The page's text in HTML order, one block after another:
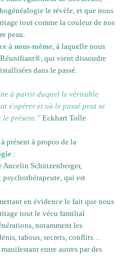
le révèle, et que nous
tout comme la couleur de nos
peau.
à nous-même, à laquelle nous
qui vient dissoudre
dans le passé.
à partir duquel le véritable
s'opérer et où le passé peut se
le présent.” Eckhart Tolle
présent à propos de la
:
Ancelin Schützenberger,
qui est
en évidence le fait que nous
tout le vécu familial
notamment les
tabous, secrets, conflits…
entre autres par des